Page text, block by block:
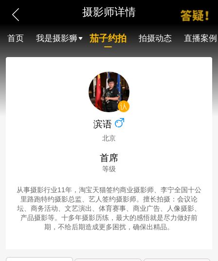
摄影师详情
首页 我是摄影狮 茄子约拍 拍摄动态 直播案例
滨语
北京
首席
等级
从事摄影行业11年，淘宝天猫签约商业摄影师、李宁全国十公
里路跑特约摄影总监、艺人签约摄影师。擅长拍摄：会议论
坛、商务活动、文艺演出、体育赛事、商业广告、人像摄影、
产品摄影等。十多年摄影历练，最大的感悟就是尽力做好前
期，不给后期造成更多困扰，确保出精品。